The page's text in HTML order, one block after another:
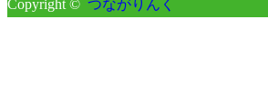
Copyright © つながりんく